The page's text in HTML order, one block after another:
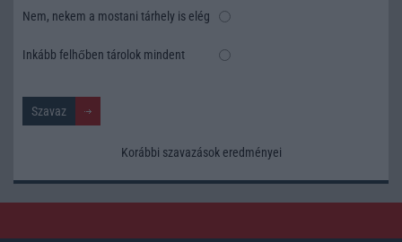
Nem, nekem a mostani tárhely is elég
Inkább felhőben tárolok mindent
Korábbi szavazások eredményei